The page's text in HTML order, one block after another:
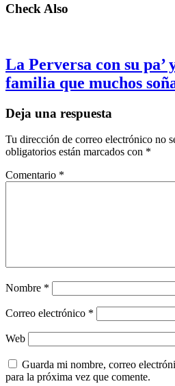
Check Also
La Perversa con su pa’
familia que muchos
Deja una respuesta
Tu dirección de correo electrónico no
obligatorios están marcados con *
Comentario *
Nombre *
Correo electrónico *
Web
Guarda mi nombre, correo
para la próxima vez que comente.